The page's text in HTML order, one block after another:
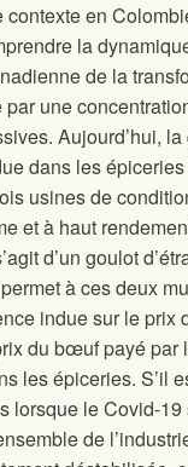
contexte en
la
de la
une
Aujourd’hui,
dans les
usines de
et à haut
d’un goulot
à ces deux
indue sur le prix
du bœuf payé par
les épiceries. S’il
lorsque le Covid-19
de